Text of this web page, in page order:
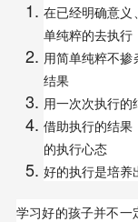
在已经明确意
单纯粹的去执行
用简单纯粹不
结果
用一次次执行
借助执行的结
的执行心态
好的执行是培养
学习好的孩子并不